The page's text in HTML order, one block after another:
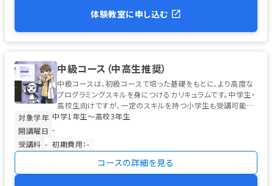
体験教室に申し込む
中級コース（中高生推奨）
中級コースは、初級コースで培った基礎をもとに、より高度な
プログラミングスキルを身につけるカリキュラムです。中学生・
高校生向けですが、一定のスキルを持つ小学生も受講可能で
す。 学習の中心は、高校...
対象学年 中学1年生〜高校3年生
開講曜日 -
受講料 - 初期費用：-
コースの詳細を見る